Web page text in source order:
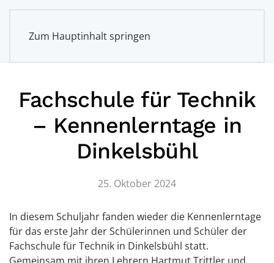
Zum Hauptinhalt springen
Fachschule für Technik
– Kennenlerntage in
Dinkelsbühl
25. Oktober 2024
In diesem Schuljahr fanden wieder die Kennenlerntage
für das erste Jahr der Schülerinnen und Schüler der
Fachschule für Technik in Dinkelsbühl statt.